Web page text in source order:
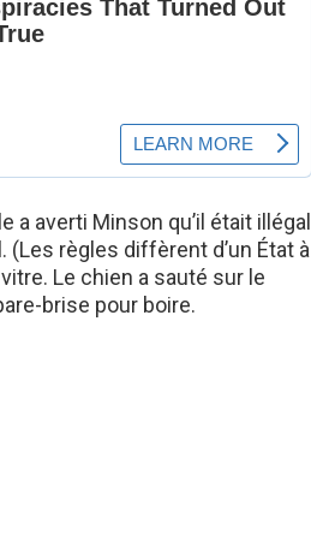
a averti Minson qu’il était illégal
(Les règles diffèrent d’un État à
Le chien a sauté sur le
brise pour boire.